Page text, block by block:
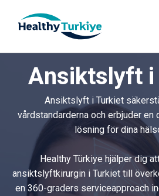
p
n
Ansiktslyft
Ansiktslyft i Turkiet
vårdstandarderna och erbjuder en
lösning för dina
Healthy Türkiye hjälper dig
ansiktslyftkirurgin i Turkiet till
en 360-graders serviceapproach